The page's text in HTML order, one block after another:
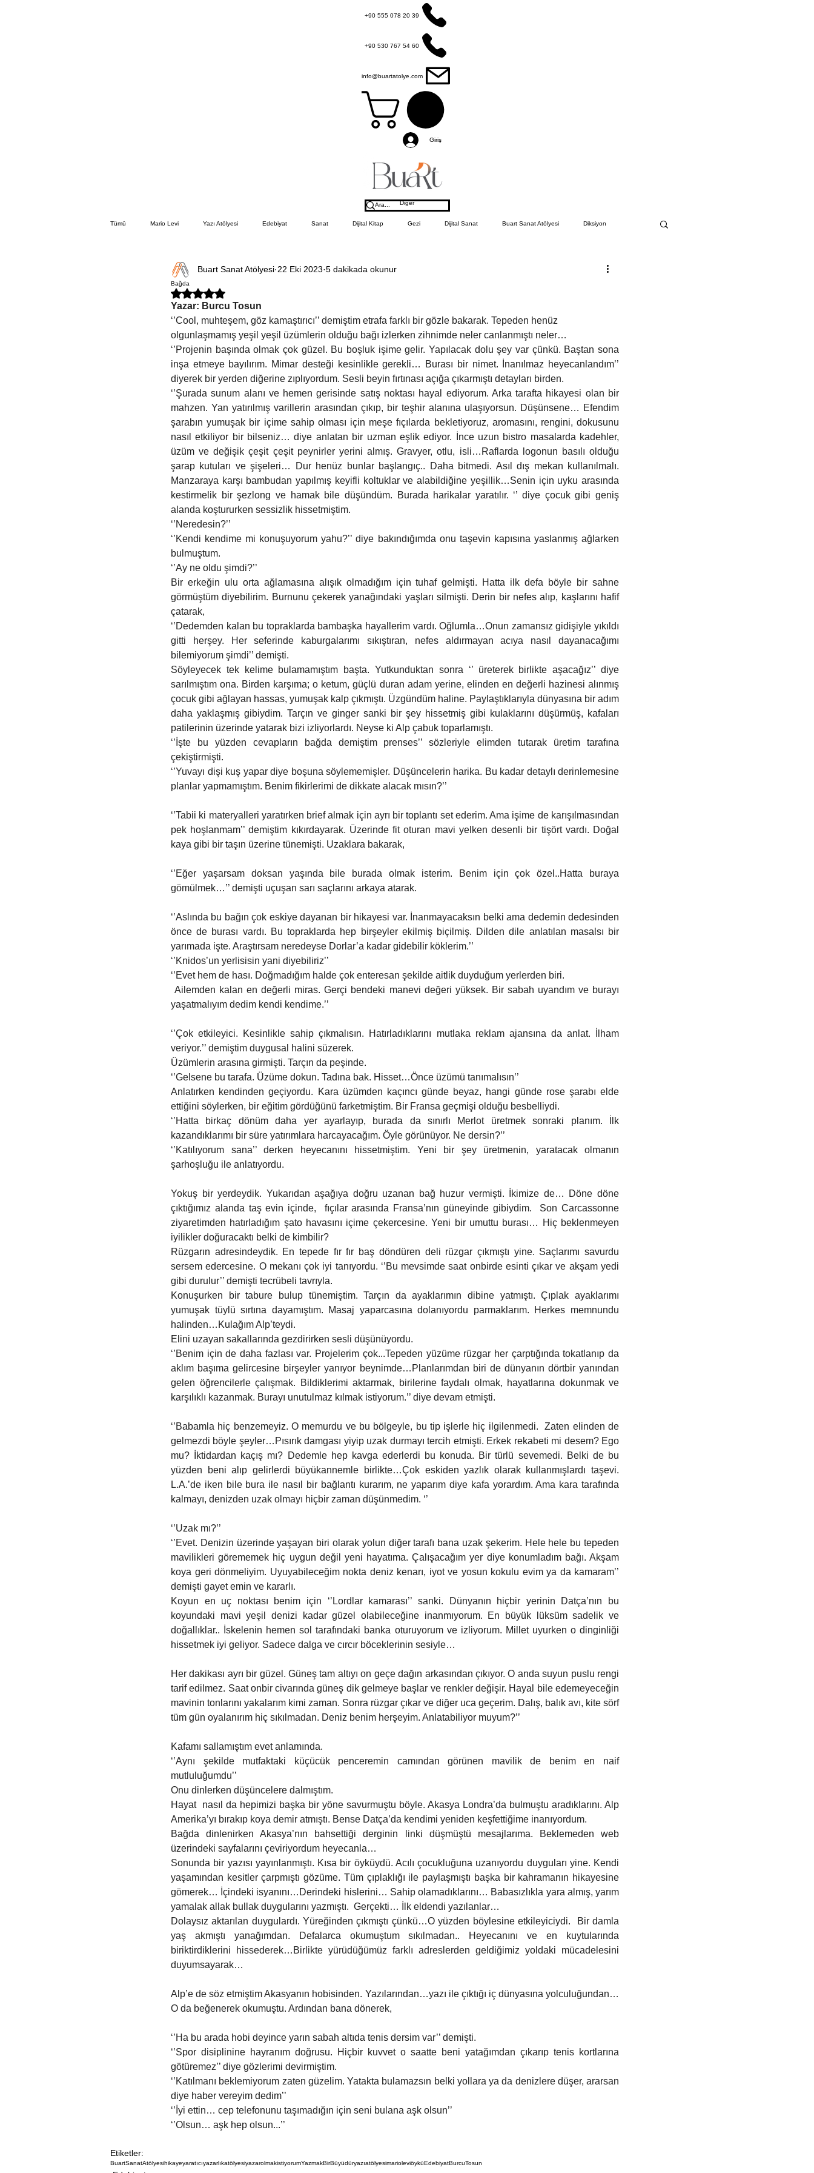
+90 555 078 20 39
+90 530 767 54 60
info@buartatolye.com
Giriş
Diğer
Tümü Mario Levi Yazı Atölyesi Edebiyat Sanat Dijital Kitap Gezi Dijital Sanat Buart Sanat Atölyesi Diksiyon
Kitap Kulübü İspanyolca Psikoloji Sinema Gastronomi
Teknoloji
Bağda
Buart Sanat Atölyesi 22 Eki 2023 5 dakikada okunur
5 üzerinden NaN yıldız
Yazar: Burcu Tosun
‘’Cool, muhteşem, göz kamaştırıcı’’ demiştim etrafa farklı bir gözle bakarak. Tepeden henüz
olgunlaşmamış yeşil yeşil üzümlerin olduğu bağı izlerken zihnimde neler canlanmıştı neler…
‘’Projenin başında olmak çok güzel. Bu boşluk işime gelir. Yapılacak dolu şey var çünkü. Baştan sona
inşa etmeye bayılırım. Mimar desteği kesinlikle gerekli… Burası bir nimet. İnanılmaz heyecanlandım’’
diyerek bir yerden diğerine zıplıyordum. Sesli beyin fırtınası açığa çıkarmıştı detayları birden.
‘’Şurada sunum alanı ve hemen gerisinde satış noktası hayal ediyorum. Arka tarafta hikayesi olan bir
mahzen. Yan yatırılmış varillerin arasından çıkıp, bir teşhir alanına ulaşıyorsun. Düşünsene… Efendim
şarabın yumuşak bir içime sahip olması için meşe fıçılarda bekletiyoruz, aromasını, rengini, dokusunu
nasıl etkiliyor bir bilseniz… diye anlatan bir uzman eşlik ediyor. İnce uzun bistro masalarda kadehler,
üzüm ve değişik çeşit çeşit peynirler yerini almış. Gravyer, otlu, isli…Raflarda logonun basılı olduğu
şarap kutuları ve şişeleri… Dur henüz bunlar başlangıç.. Daha bitmedi. Asıl dış mekan kullanılmalı.
Manzaraya karşı bambudan yapılmış keyifli koltuklar ve alabildiğine yeşillik…Senin için uyku arasında
kestirmelik bir şezlong ve hamak bile düşündüm. Burada harikalar yaratılır. ‘’ diye çocuk gibi geniş
alanda koştururken sessizlik hissetmiştim.
‘’Neredesin?’’
‘’Kendi kendime mi konuşuyorum yahu?’’ diye bakındığımda onu taşevin kapısına yaslanmış ağlarken
bulmuştum.
‘’Ay ne oldu şimdi?’’
Bir erkeğin ulu orta ağlamasına alışık olmadığım için tuhaf gelmişti. Hatta ilk defa böyle bir sahne
görmüştüm diyebilirim. Burnunu çekerek yanağındaki yaşları silmişti. Derin bir nefes alıp, kaşlarını hafif
çatarak,
‘’Dedemden kalan bu topraklarda bambaşka hayallerim vardı. Oğlumla…Onun zamansız gidişiyle yıkıldı
gitti herşey. Her seferinde kaburgalarımı sıkıştıran, nefes aldırmayan acıya nasıl dayanacağımı
bilemiyorum şimdi’’ demişti.
Söyleyecek tek kelime bulamamıştım başta. Yutkunduktan sonra ‘’ üreterek birlikte aşacağız’’ diye
sarılmıştım ona. Birden karşıma; o ketum, güçlü duran adam yerine, elinden en değerli hazinesi alınmış
çocuk gibi ağlayan hassas, yumuşak kalp çıkmıştı. Üzgündüm haline. Paylaştıklarıyla dünyasına bir adım
daha yaklaşmış gibiydim. Tarçın ve ginger sanki bir şey hissetmiş gibi kulaklarını düşürmüş, kafaları
patilerinin üzerinde yatarak bizi izliyorlardı. Neyse ki Alp çabuk toparlamıştı.
‘’İşte bu yüzden cevapların bağda demiştim prenses’’ sözleriyle elimden tutarak üretim tarafına
çekiştirmişti.
‘’Yuvayı dişi kuş yapar diye boşuna söylememişler. Düşüncelerin harika. Bu kadar detaylı derinlemesine
planlar yapmamıştım. Benim fikirlerimi de dikkate alacak mısın?’’
‘’Tabii ki materyalleri yaratırken brief almak için ayrı bir toplantı set ederim. Ama işime de karışılmasından
pek hoşlanmam’’ demiştim kıkırdayarak. Üzerinde fit oturan mavi yelken desenli bir tişört vardı. Doğal
kaya gibi bir taşın üzerine tünemişti. Uzaklara bakarak,
‘’Eğer yaşarsam doksan yaşında bile burada olmak isterim. Benim için çok özel..Hatta buraya
gömülmek…’’ demişti uçuşan sarı saçlarını arkaya atarak.
‘’Aslında bu bağın çok eskiye dayanan bir hikayesi var. İnanmayacaksın belki ama dedemin dedesinden
önce de burası vardı. Bu topraklarda hep birşeyler ekilmiş biçilmiş. Dilden dile anlatılan masalsı bir
yarımada işte. Araştırsam neredeyse Dorlar’a kadar gidebilir köklerim.’’
‘’Knidos’un yerlisisin yani diyebiliriz’’
‘’Evet hem de hası. Doğmadığım halde çok enteresan şekilde aitlik duyduğum yerlerden biri.
Ailemden kalan en değerli miras. Gerçi bendeki manevi değeri yüksek. Bir sabah uyandım ve burayı
yaşatmalıyım dedim kendi kendime.’’
‘’Çok etkileyici. Kesinlikle sahip çıkmalısın. Hatırladıklarını mutlaka reklam ajansına da anlat. İlham
veriyor.’’ demiştim duygusal halini süzerek.
Üzümlerin arasına girmişti. Tarçın da peşinde.
‘’Gelsene bu tarafa. Üzüme dokun. Tadına bak. Hisset…Önce üzümü tanımalısın’’
Anlatırken kendinden geçiyordu. Kara üzümden kaçıncı günde beyaz, hangi günde rose şarabı elde
ettiğini söylerken, bir eğitim gördüğünü farketmiştim. Bir Fransa geçmişi olduğu besbelliydi.
‘’Hatta birkaç dönüm daha yer ayarlayıp, burada da sınırlı Merlot üretmek sonraki planım. İlk
kazandıklarımı bir süre yatırımlara harcayacağım. Öyle görünüyor. Ne dersin?’’
‘’Katılıyorum sana’’ derken heyecanını hissetmiştim. Yeni bir şey üretmenin, yaratacak olmanın
şarhoşluğu ile anlatıyordu.
Yokuş bir yerdeydik. Yukarıdan aşağıya doğru uzanan bağ huzur vermişti. İkimize de… Döne döne
çıktığımız alanda taş evin içinde,  fıçılar arasında Fransa’nın güneyinde gibiydim.  Son Carcassonne
ziyaretimden hatırladığım şato havasını içime çekercesine. Yeni bir umuttu burası… Hiç beklenmeyen
iyilikler doğuracaktı belki de kimbilir?
Rüzgarın adresindeydik. En tepede fır fır baş döndüren deli rüzgar çıkmıştı yine. Saçlarımı savurdu
sersem edercesine. O mekanı çok iyi tanıyordu. ‘’Bu mevsimde saat onbirde esinti çıkar ve akşam yedi
gibi durulur’’ demişti tecrübeli tavrıyla.
Konuşurken bir tabure bulup tünemiştim. Tarçın da ayaklarımın dibine yatmıştı. Çıplak ayaklarımı
yumuşak tüylü sırtına dayamıştım. Masaj yaparcasına dolanıyordu parmaklarım. Herkes memnundu
halinden…Kulağım Alp’teydi.
Elini uzayan sakallarında gezdirirken sesli düşünüyordu.
‘’Benim için de daha fazlası var. Projelerim çok...Tepeden yüzüme rüzgar her çarptığında tokatlanıp da
aklım başıma gelircesine birşeyler yanıyor beynimde…Planlarımdan biri de dünyanın dörtbir yanından
gelen öğrencilerle çalışmak. Bildiklerimi aktarmak, birilerine faydalı olmak, hayatlarına dokunmak ve
karşılıklı kazanmak. Burayı unutulmaz kılmak istiyorum.’’ diye devam etmişti.
‘’Babamla hiç benzemeyiz. O memurdu ve bu bölgeyle, bu tip işlerle hiç ilgilenmedi.  Zaten elinden de
gelmezdi böyle şeyler…Pısırık damgası yiyip uzak durmayı tercih etmişti. Erkek rekabeti mi desem? Ego
mu? İktidardan kaçış mı? Dedemle hep kavga ederlerdi bu konuda. Bir türlü sevemedi. Belki de bu
yüzden beni alıp gelirlerdi büyükannemle birlikte…Çok eskiden yazlık olarak kullanmışlardı taşevi.
L.A.’de iken bile bura ile nasıl bir bağlantı kurarım, ne yaparım diye kafa yorardım. Ama kara tarafında
kalmayı, denizden uzak olmayı hiçbir zaman düşünmedim. ‘’
‘’Uzak mı?’’
‘’Evet. Denizin üzerinde yaşayan biri olarak yolun diğer tarafı bana uzak şekerim. Hele hele bu tepeden
mavilikleri görememek hiç uygun değil yeni hayatıma. Çalışacağım yer diye konumladım bağı. Akşam
koya geri dönmeliyim. Uyuyabileceğim nokta deniz kenarı, iyot ve yosun kokulu evim ya da kamaram’’
demişti gayet emin ve kararlı.
Koyun en uç noktası benim için ‘’Lordlar kamarası’’ sanki. Dünyanın hiçbir yerinin Datça’nın bu
koyundaki mavi yeşil denizi kadar güzel olabileceğine inanmıyorum. En büyük lüksüm sadelik ve
doğallıklar.. İskelenin hemen sol tarafındaki banka oturuyorum ve izliyorum. Millet uyurken o dinginliği
hissetmek iyi geliyor. Sadece dalga ve cırcır böceklerinin sesiyle…
Her dakikası ayrı bir güzel. Güneş tam altıyı on geçe dağın arkasından çıkıyor. O anda suyun puslu rengi
tarif edilmez. Saat onbir civarında güneş dik gelmeye başlar ve renkler değişir. Hayal bile edemeyeceğin
mavinin tonlarını yakalarım kimi zaman. Sonra rüzgar çıkar ve diğer uca geçerim. Dalış, balık avı, kite sörf
tüm gün oyalanırım hiç sıkılmadan. Deniz benim herşeyim. Anlatabiliyor muyum?’’
Kafamı sallamıştım evet anlamında.
‘’Aynı şekilde mutfaktaki küçücük penceremin camından görünen mavilik de benim en naif
mutluluğumdu’’
Onu dinlerken düşüncelere dalmıştım.
Hayat  nasıl da hepimizi başka bir yöne savurmuştu böyle. Akasya Londra’da bulmuştu aradıklarını. Alp
Amerika’yı bırakıp koya demir atmıştı. Bense Datça’da kendimi yeniden keşfettiğime inanıyordum.
Bağda dinlenirken Akasya’nın bahsettiği derginin linki düşmüştü mesajlarıma. Beklemeden web
üzerindeki sayfalarını çeviriyordum heyecanla…
Sonunda bir yazısı yayınlanmıştı. Kısa bir öyküydü. Acılı çocukluğuna uzanıyordu duyguları yine. Kendi
yaşamından kesitler çarpmıştı gözüme. Tüm çıplaklığı ile paylaşmıştı başka bir kahramanın hikayesine
gömerek… İçindeki isyanını…Derindeki hislerini… Sahip olamadıklarını… Babasızlıkla yara almış, yarım
yamalak allak bullak duygularını yazmıştı.  Gerçekti… İlk eldendi yazılanlar…
Dolaysız aktarılan duygulardı. Yüreğinden çıkmıştı çünkü…O yüzden böylesine etkileyiciydi.  Bir damla
yaş akmıştı yanağımdan. Defalarca okumuştum sıkılmadan.. Heyecanını ve en kuytularında
biriktirdiklerini hissederek…Birlikte yürüdüğümüz farklı adreslerden geldiğimiz yoldaki mücadelesini
duyumsayarak…
Alp’e de söz etmiştim Akasyanın hobisinden. Yazılarından…yazı ile çıktığı iç dünyasına yolculuğundan…
O da beğenerek okumuştu. Ardından bana dönerek,
‘’Ha bu arada hobi deyince yarın sabah altıda tenis dersim var’’ demişti.
‘’Spor disiplinine hayranım doğrusu. Hiçbir kuvvet o saatte beni yatağımdan çıkarıp tenis kortlarına
götüremez’’ diye gözlerimi devirmiştim.
‘’Katılmanı beklemiyorum zaten güzelim. Yatakta bulamazsın belki yollara ya da denizlere düşer, ararsan
diye haber vereyim dedim’’
‘’İyi ettin… cep telefonunu taşımadığın için seni bulana aşk olsun’’
‘’Olsun… aşk hep olsun...’’
Etiketler:
BuartSanatAtölyesihikayeyaratıcıyazarlıkatölyesiyazarolmakistiyorumYazmakBirBüyüdüryazıatölyesimarioleviöyküEdebiyatBurcuTosun